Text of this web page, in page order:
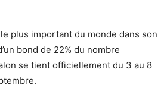
plus important du monde dans son
bond de 22% du nombre
se tient officiellement du 3 au 8